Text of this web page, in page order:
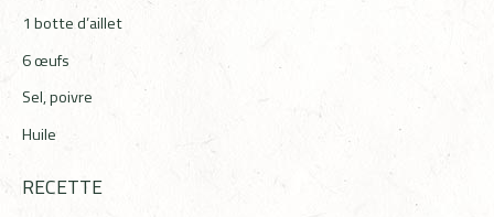
1 botte d’aillet
6 œufs
Sel, poivre
Huile
RECETTE